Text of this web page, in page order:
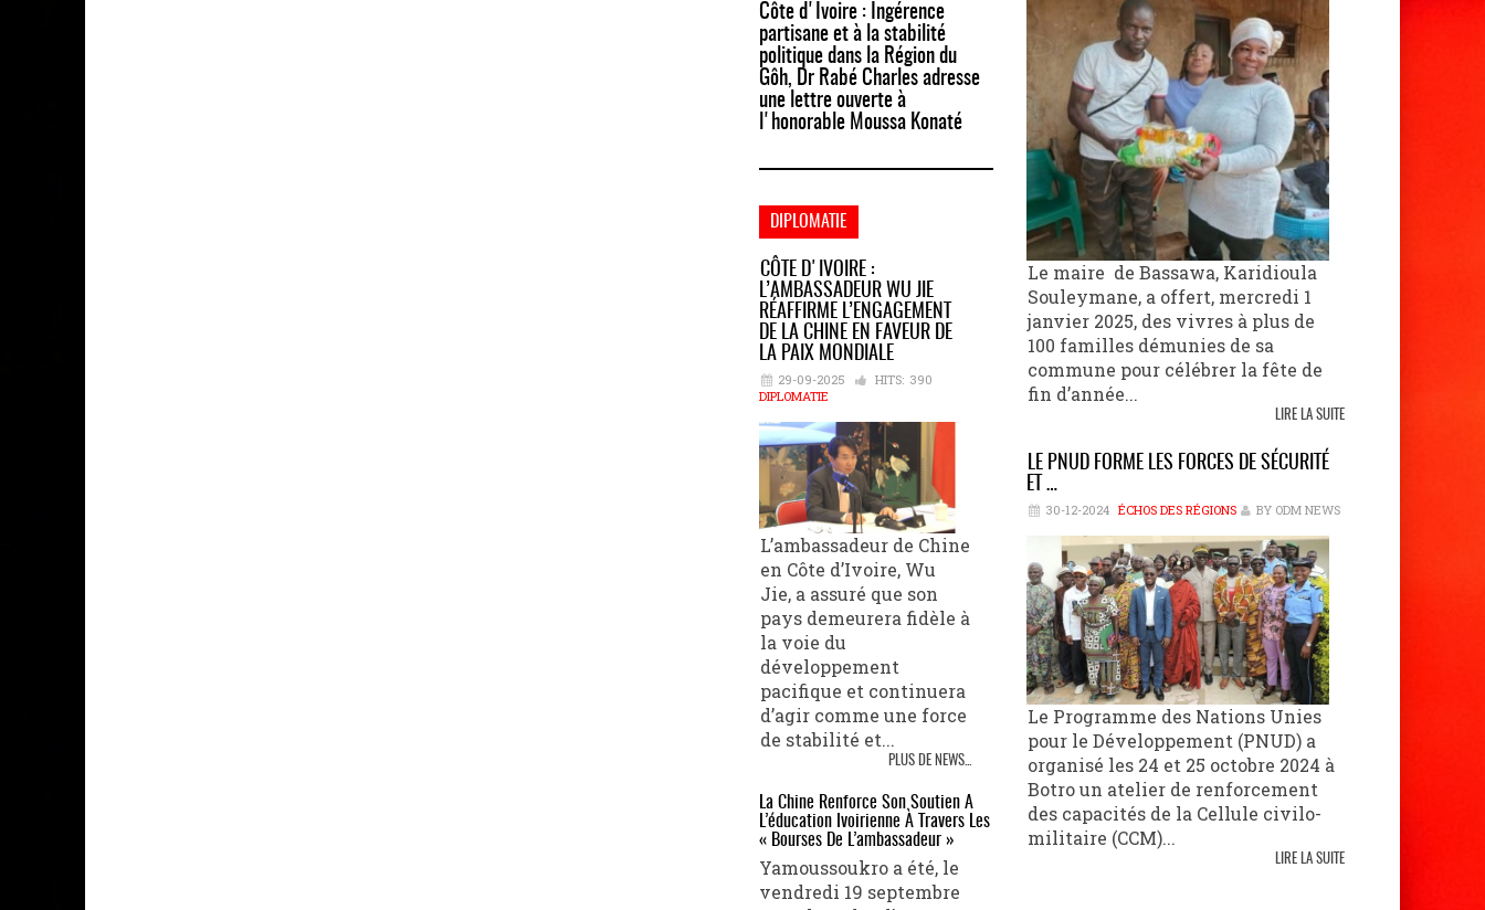
Côte d'Ivoire : Ingérence
partisane et à la stabilité
politique dans la Région du
Gôh, Dr Rabé Charles adresse
une lettre ouverte à
l'honorable Moussa Konaté
DIPLOMATIE
CÔTE D'IVOIRE :
L’AMBASSADEUR WU JIE
RÉAFFIRME L’ENGAGEMENT
DE LA CHINE EN FAVEUR DE
LA PAIX MONDIALE
29-09-2025 HITS: 390
DIPLOMATIE
L’ambassadeur de Chine
en Côte d’Ivoire, Wu
Jie, a assuré que son
pays demeurera fidèle à
la voie du
développement
pacifique et continuera
d’agir comme une force
de stabilité et...
PLUS DE NEWS...
La Chine Renforce Son Soutien À
L’éducation Ivoirienne À Travers Les
« Bourses De L’ambassadeur »
Yamoussoukro a été, le
vendredi 19 septembre
Le maire de Bassawa, Karidioula
Souleymane, a offert, mercredi 1
janvier 2025, des vivres à plus de
100 familles démunies de sa
commune pour célébrer la fête de
fin d’année...
LIRE LA SUITE
LE PNUD FORME LES FORCES DE SÉCURITÉ
ET …
30-12-2024 ÉCHOS DES RÉGIONS BY ODM NEWS
Le Programme des Nations Unies
pour le Développement (PNUD) a
organisé les 24 et 25 octobre 2024 à
Botro un atelier de renforcement
des capacités de la Cellule civilo-
militaire (CCM)...
LIRE LA SUITE